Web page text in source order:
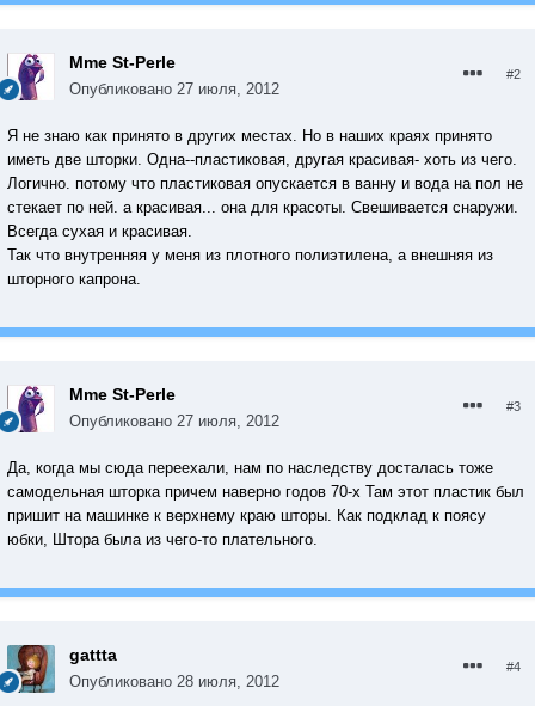
Mme St-Perle
Опубликовано 27 июля, 2012
#2
Я не знаю как принято в других местах. Но в наших краях принято
иметь две шторки. Одна--пластиковая, другая красивая- хоть из чего.
Логично. потому что пластиковая опускается в ванну и вода на пол не
стекает по ней. а красивая... она для красоты. Свешивается снаружи.
Всегда сухая и красивая.
Так что внутренняя у меня из плотного полиэтилена, а внешняя из
шторного капрона.
Mme St-Perle
Опубликовано 27 июля, 2012
#3
Да, когда мы сюда переехали, нам по наследству досталась тоже
самодельная шторка причем наверно годов 70-х Там этот пластик был
пришит на машинке к верхнему краю шторы. Как подклад к поясу
юбки, Штора была из чего-то плательного.
gattta
Опубликовано 28 июля, 2012
#4